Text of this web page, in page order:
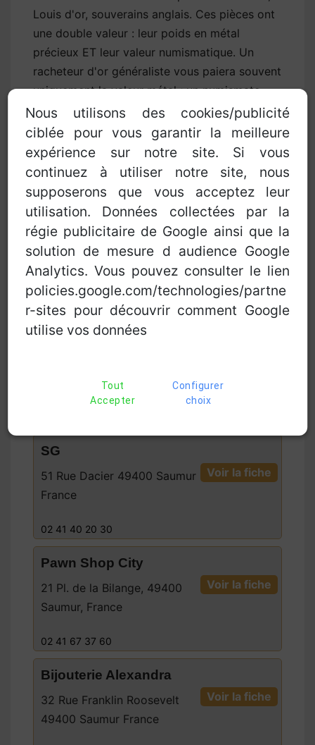
Louis d'or, souverains anglais. Ces pièces ont
une double valeur : leur poids en métal
précieux ET leur valeur numismatique. Un
racheteur d'or généraliste vous paiera souvent
uniquement la valeur métal ; un numismate
peut vous proposer une prime significative
selon la rareté et l'état de conservation.
Identifiez bien ce que vous avez avant de
vendre.
Histoire d'Or
Voir la fiche
51 Bd du Maréchal de Lattre
de Tassigny, 49400 Saumur, France
02 41 40 40 30
Marc Orian
49400 Saumur, France
SG
Voir la fiche
51 Rue Dacier 49400 Saumur
France
02 41 40 20 30
Pawn Shop City
Voir la fiche
21 Pl. de la Bilange, 49400
Saumur, France
02 41 67 37 60
Bijouterie Alexandra
Voir la fiche
32 Rue Franklin Roosevelt
49400 Saumur France
Nous utilisons des cookies/publicité
ciblée pour vous garantir la meilleure
expérience sur notre site. Si vous
continuez à utiliser notre site, nous
supposerons que vous acceptez leur
utilisation. Données collectées par la
régie publicitaire de Google ainsi que la
solution de mesure d audience Google
Analytics. Vous pouvez consulter le lien
policies.google.com/technologies/partne
r-sites pour découvrir comment Google
utilise vos données
Tout
Accepter
Configurer
choix